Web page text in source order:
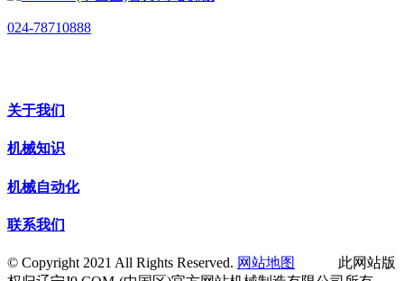
024-78710888
关于我们
机械知识
机械自动化
联系我们
© Copyright 2021 All Rights Reserved. 网站地图
此网站版